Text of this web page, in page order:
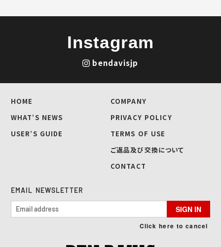
Instagram
bendavisjp
HOME
WHAT’S NEWS
USER’S GUIDE
COMPANY
PRIVACY POLICY
TERMS OF USE
ご返品及び交換について
CONTACT
EMAIL NEWSLETTER
SIGN IN
Click here to cancel